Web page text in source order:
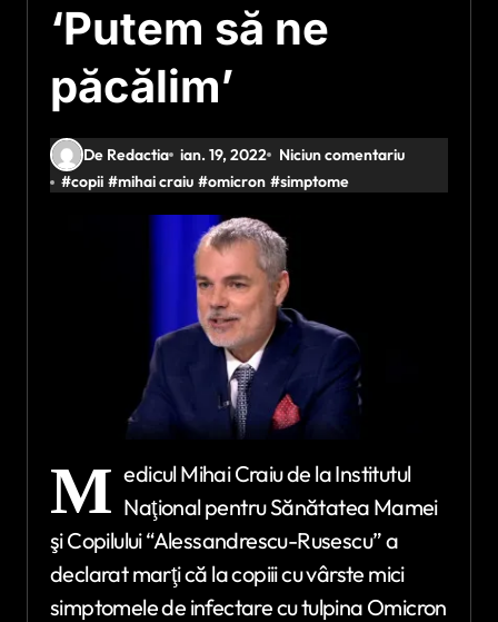
‘Putem să ne
păcălim’
De Redactia ian. 19, 2022
Niciun comentariu
#copii #mihai craiu #omicron #simptome
M edicul Mihai Craiu de la Institutul
Naţional pentru Sănătatea Mamei
şi Copilului “Alessandrescu-Rusescu” a
declarat marţi că la copiii cu vârste mici
simptomele de infectare cu tulpina Omicron